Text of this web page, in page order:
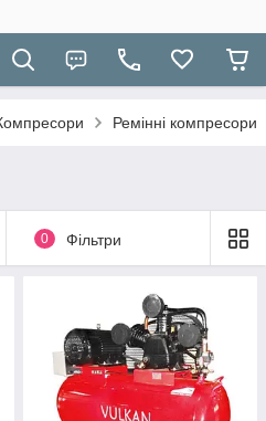
Ремінні компресори
0 Фільтри